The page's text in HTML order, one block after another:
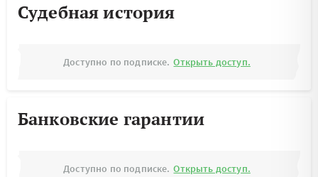
Судебная история
Доступно по подписке. Открыть доступ.
Банковские гарантии
Доступно по подписке. Открыть доступ.